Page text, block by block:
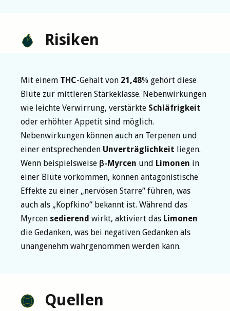
Risiken
Mit einem THC-Gehalt von 21,48% gehört diese
Blüte zur mittleren Stärkeklasse. Nebenwirkungen
wie leichte Verwirrung, verstärkte Schläfrigkeit
oder erhöhter Appetit sind möglich.
Nebenwirkungen können auch an Terpenen und
einer entsprechenden Unverträglichkeit liegen.
Wenn beispielsweise β-Myrcen und Limonen in
einer Blüte vorkommen, können antagonistische
Effekte zu einer „nervösen Starre“ führen, was
auch als „Kopfkino“ bekannt ist. Während das
Myrcen sedierend wirkt, aktiviert das Limonen
die Gedanken, was bei negativen Gedanken als
unangenehm wahrgenommen werden kann.
Quellen